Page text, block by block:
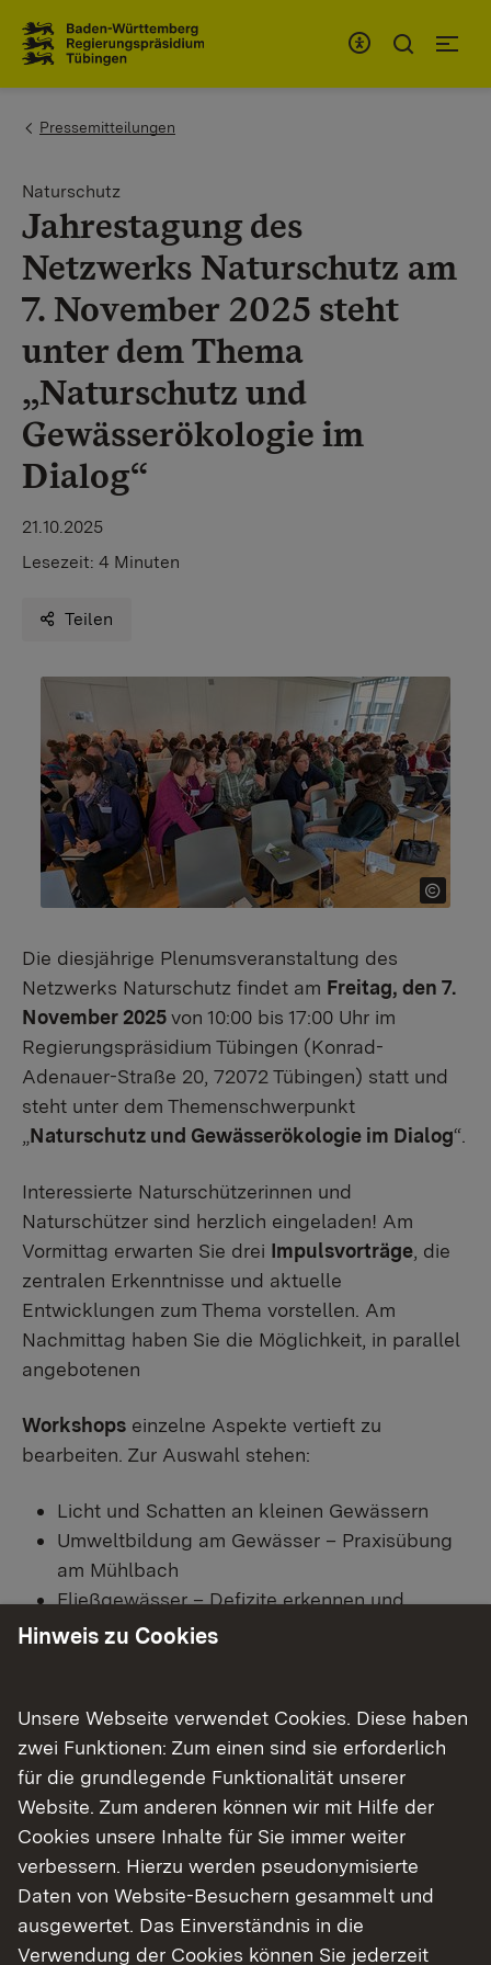
You are here:
Pressemitteilungen
Naturschutz
Jahrestagung des
Netzwerks Naturschutz am
7. November 2025 steht
unter dem Thema
„Naturschutz und
Gewässerökologie im
Dialog“
21.10.2025
Lesezeit: 4 Minuten
Teilen
Die diesjährige Plenumsveranstaltung des
Netzwerks Naturschutz findet am Freitag, den 7.
November 2025von 10:00 bis 17:00 Uhr im
Regierungspräsidium Tübingen (Konrad-
Adenauer-Straße 20, 72072 Tübingen) statt und
steht unter dem Themenschwerpunkt
Naturschutz und Gewässerökologie im Dialog“.
Interessierte Naturschützerinnen und
Naturschützer sind herzlich eingeladen! Am
Vormittag erwarten Sie drei Impulsvorträge , die
zentralen Erkenntnisse und aktuelle
Entwicklungen zum Thema vorstellen. Am
Nachmittag haben Sie die Möglichkeit, in parallel
angebotenen
Workshops einzelne Aspekte vertieft zu
bearbeiten. Zur Auswahl stehen:
Licht und Schatten an kleinen Gewässern
Umweltbildung am Gewässer – Praxisübung
am Mühlbach
Fließgewässer – Defizite erkennen und
Maßnahmen ableiten
Darüber hinaus bietet die Veranstaltung
ausreichend Raum, eigene Fragen und Anliegen
einzubringen sowie sich mit den anderen
Teilnehmenden auszutauschen.
Bitte melden Sie sichbis spätestens 31. Oktober
bei Frau Sylvia Schaal per E-Mail
(sylvia.schaal@rpt.bwl.de ) odertelefonisch
Hinweis zu Cookies
Unsere Webseite verwendet Cookies. Diese haben
zwei Funktionen: Zum einen sind sie erforderlich
für die grundlegende Funktionalität unserer
Website. Zum anderen können wir mit Hilfe der
Cookies unsere Inhalte für Sie immer weiter
verbessern. Hierzu werden pseudonymisierte
Daten von Website-Besuchern gesammelt und
ausgewertet. Das Einverständnis in die
Verwendung der Cookies können Sie jederzeit